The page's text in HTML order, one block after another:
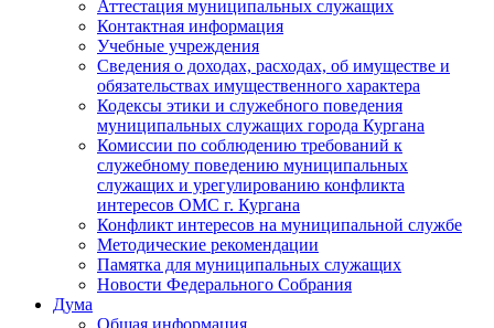
Аттестация муниципальных служащих
Контактная информация
Учебные учреждения
Сведения о доходах, расходах, об имуществе и
обязательствах имущественного характера
Кодексы этики и служебного поведения
муниципальных служащих города Кургана
Комиссии по соблюдению требований к
служебному поведению муниципальных
служащих и урегулированию конфликта
интересов ОМС г. Кургана
Конфликт интересов на муниципальной службе
Методические рекомендации
Памятка для муниципальных служащих
Новости Федерального Cобрания
Дума
Общая информация